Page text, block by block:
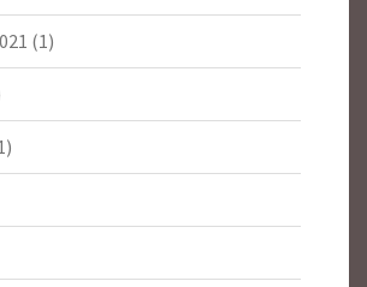
(1)